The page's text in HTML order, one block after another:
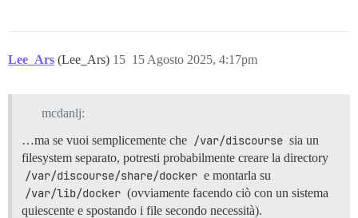
Lee_Ars (Lee_Ars) 15 Agosto 2025, 4:17pm
15
mcdanlj:
…ma se vuoi semplicemente che /var/discourse sia un
filesystem separato, potresti probabilmente creare la directory
/var/discourse/share/docker e montarla su
/var/lib/docker (ovviamente facendo ciò con un sistema
quiescente e spostando i file secondo necessità).